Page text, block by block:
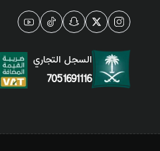
السجل التجاري
7051691116